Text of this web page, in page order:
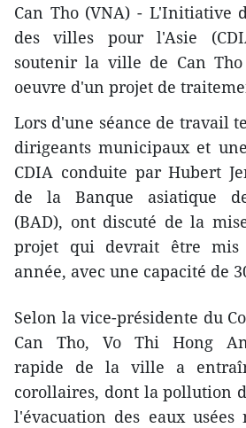
Can Tho (VNA) - L'Initiative
des villes pour l'Asie
soutenir la ville de Can
oeuvre d'un projet de
Lors d'une séance de travail
dirigeants municipaux et
CDIA conduite par Hubert
de la Banque asiatique
(BAD), ont discuté de la
projet qui devrait être mis
année, avec une capacité de
Selon la vice-présidente du
Can Tho, Vo Thi Hong
rapide de la ville a
corollaires, dont la pollution
l'évacuation des eaux